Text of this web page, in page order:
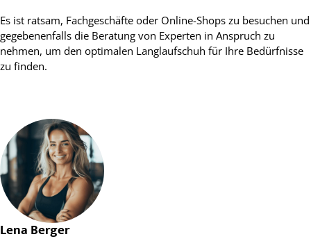
Es ist ratsam, Fachgeschäfte oder Online-Shops zu besuchen und
gegebenenfalls die Beratung von Experten in Anspruch zu
nehmen, um den optimalen Langlaufschuh für Ihre Bedürfnisse
zu finden.
Lena Berger